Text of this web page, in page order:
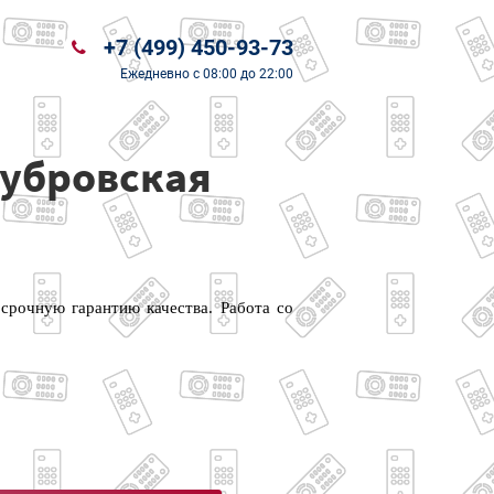
+7 (499) 450-93-73
Ежедневно с 08:00 до 22:00
гарантию качества. Работа со